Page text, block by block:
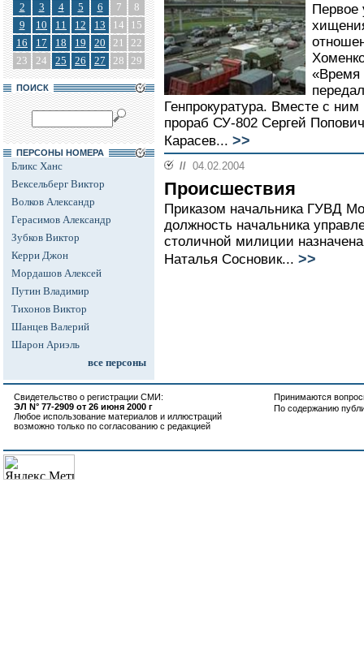
2
3 4 5 6 7
8
9
10 11 12 13 14
15
16
17 18 19 20 21
22
23
24 25 26 27 28 29
ПОИСК
ПЕРСОНЫ НОМЕРА
Бликс Ханс
Вексельберг Виктор
Волков Александр
Герасимов Александр
Зубков Виктор
Керри Джон
Мордашов Алексей
Путин Владимир
Тихонов Виктор
Шанцев Валерий
Шарон Ариэль
все персоны
Первое
«Время
Генпрокуратура. Вместе с
прораб СУ-802 Сергей
Карасев... >>
// 04.02.2004
Происшествия
Приказом начальника ГУВД
должность начальника
столичной милиции
Наталья Сосновик... >>
Свидетельство о регистрации СМИ:
ЭЛ N° 77-2909 от 26 июня 2000 г
Любое использование материалов и иллюстраций
возможно только по согласованию с редакцией
Принимаются
По содержанию